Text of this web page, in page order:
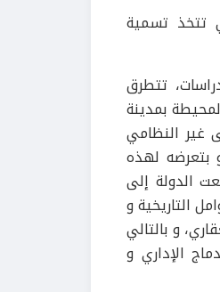
تتخذ تسمية
تتطرق
بمدينة
غير النظامي
بتعرضه لهذه
الدولة إلى
التاريخية و
و بالتالي
الإداري و